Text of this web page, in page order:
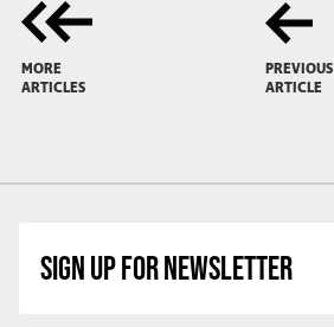
MORE
ARTICLES
PREVIOUS
ARTICLE
SIGN UP FOR NEWSLETTER